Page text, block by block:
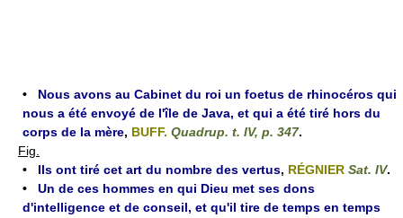
• Nous avons au Cabinet du roi un foetus de rhinocéros qui
nous a été envoyé de l'île de Java, et qui a été tiré hors du
corps de la mère, BUFF. Quadrup. t. IV, p. 347.
Fig.
• Ils ont tiré cet art du nombre des vertus, RÉGNIER Sat. IV.
• Un de ces hommes en qui Dieu met ses dons
d'intelligence et de conseil, et qu'il tire de temps en temps